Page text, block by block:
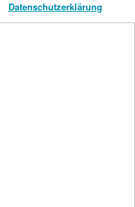
Datenschutzerklärung